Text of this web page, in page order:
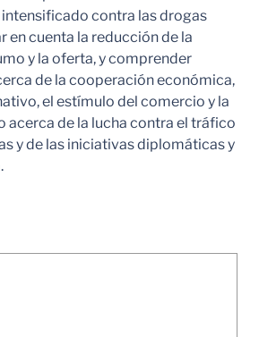
contra las drogas
en cuenta la reducción de la
y la oferta, y comprender
de la cooperación económica,
el estímulo del comercio y la
acerca de la lucha contra el tráfico
y de las iniciativas diplomáticas y